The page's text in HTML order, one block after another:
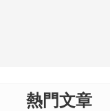
熱門文章